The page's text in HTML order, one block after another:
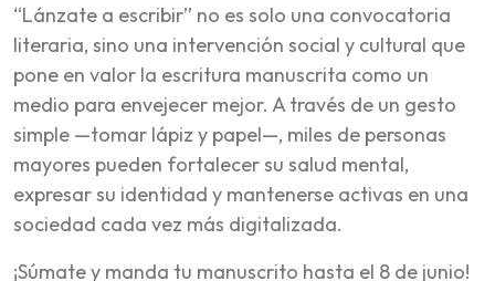
“Lánzate a escribir” no es solo una convocatoria
literaria, sino una intervención social y cultural que
pone en valor la escritura manuscrita como un
medio para envejecer mejor. A través de un gesto
simple —tomar lápiz y papel—, miles de personas
mayores pueden fortalecer su salud mental,
expresar su identidad y mantenerse activas en una
sociedad cada vez más digitalizada.
¡Súmate y manda tu manuscrito hasta el 8 de junio!